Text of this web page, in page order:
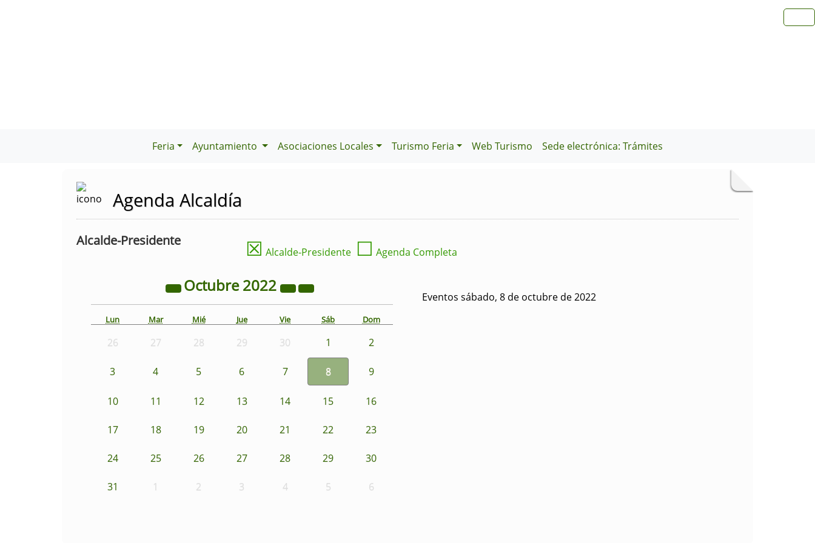
Feria Ayuntamiento Asociaciones Locales Turismo Feria Web Turismo Sede electrónica: Trámites
Agenda Alcaldía
Alcalde-Presidente ☒ Alcalde-Presidente ☐ Agenda Completa
Octubre2022
Lun Mar Mié Jue Vie Sáb Dom
26 27 28 29 30 1 2
3 4 5 6 7 8 9
10 11 12 13 14 15 16
17 18 19 20 21 22 23
24 25 26 27 28 29 30
31 1 2 3 4 5 6
Eventos sábado, 8 de octubre de 2022